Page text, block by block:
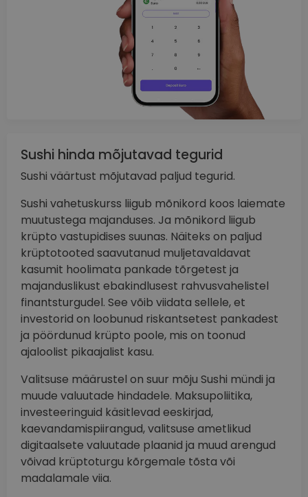
Sushi hinda mõjutavad tegurid
Sushi väärtust mõjutavad paljud tegurid.
Sushi vahetuskurss liigub mõnikord koos laiemate
muutustega majanduses. Ja mõnikord liigub
krüpto vastupidises suunas. Näiteks on paljud
krüptotooted saavutanud muljetavaldavat
kasumit hoolimata pankade tõrgetest ja
majanduslikust ebakindlusest rahvusvahelistel
finantsturgudel. See võib viidata sellele, et
investorid on loobunud riskantsetest pankadest
ja pöördunud krüpto poole, mis on toonud
ajaloolist pikaajalist kasu.
Valitsuse määrustel on suur mõju Sushi mündi ja
muude valuutade hindadele. Maksupoliitika,
investeeringuid käsitlevad eeskirjad,
kaevandamispiirangud, valitsuse ametlikud
digitaalsete valuutade plaanid ja muud arengud
võivad krüptoturgu kõrgemale tõsta või
madalamale viia.